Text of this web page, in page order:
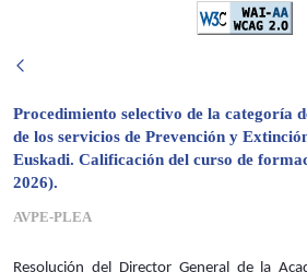
Procedimiento selectivo de la categoría
de los servicios de Prevención y
Euskadi. Calificación del curso de
2026).
AVPE-PLEA
Resolución del Director General de la